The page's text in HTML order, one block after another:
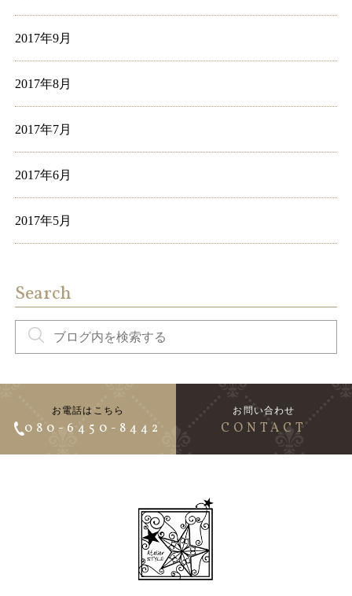
2017年9月
2017年8月
2017年7月
2017年6月
2017年5月
Search
お電話はこちら
080-6450-8442
お問い合わせ
CONTACT